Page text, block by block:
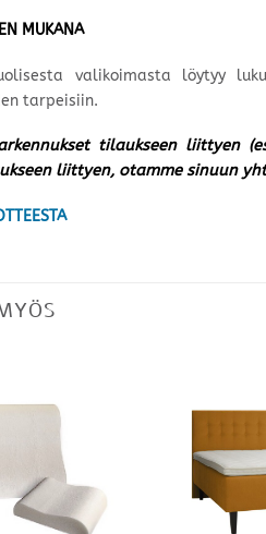
MUKANA
valikoimasta löytyy
tarpeisiin.
tilaukseen liittyen
liittyen, otamme sinuun